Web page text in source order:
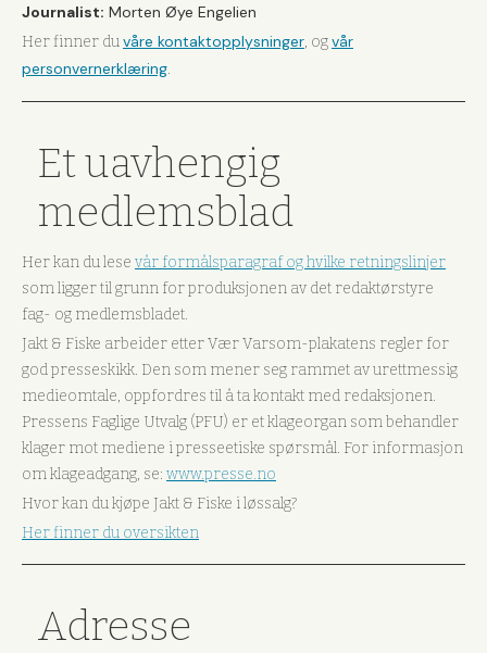
Journalist: Morten Øye Engelien
Her finner duvåre kontaktopplysninger, ogvår
personvernerklæring.
Et uavhengig
medlemsblad
Her kan du lese vår formålsparagraf og hvilke retningslinjer
som ligger til grunn for produksjonen av det redaktørstyre
fag- og medlemsbladet.
Jakt & Fiske arbeider etter Vær Varsom-plakatens regler for
god presseskikk. Den som mener seg rammet av urettmessig
medieomtale, oppfordres til å ta kontakt med redaksjonen.
Pressens Faglige Utvalg (PFU) er et klageorgan som behandler
klager mot mediene i presseetiske spørsmål. For informasjon
om klageadgang, se: www.presse.no
Hvor kan du kjøpe Jakt & Fiske i løssalg?
Her finner du oversikten
Adresse